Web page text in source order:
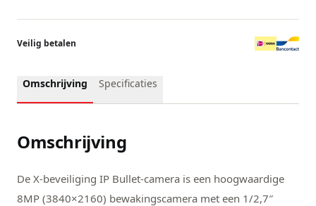
Veilig betalen
Omschrijving Specificaties
Omschrijving
De X-beveiliging IP Bullet-camera is een hoogwaardige
8MP (3840×2160) bewakingscamera met een 1/2,7″